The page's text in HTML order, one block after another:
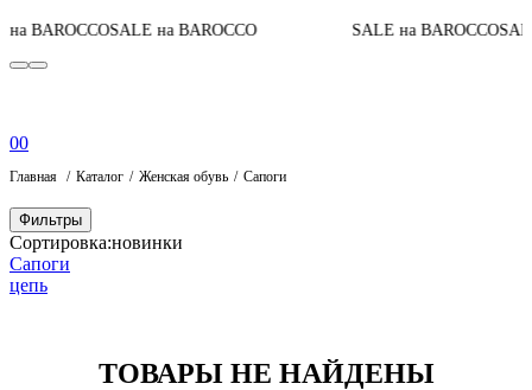
BAROCCOSALE на BAROCCO SALE на BAROCCO
00
Главная Каталог Женская обувь Сапоги
Фильтры
Сортировка:новинки
Сапоги
цепь
ТОВАРЫ НЕ НАЙДЕНЫ